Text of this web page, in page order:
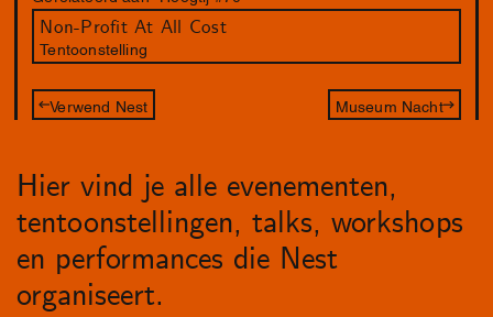
Non-Profit At All Cost
Tentoonstelling
Verwend Nest Museum Nacht
Hier vind je alle evenementen,
tentoonstellingen, talks, workshops
en performances die Nest
organiseert.